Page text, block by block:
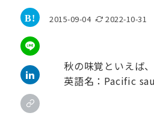
2015-09-04 2022-10-31
秋の味覚といえば
英語名：Pacific